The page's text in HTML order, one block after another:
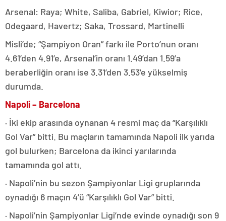
Arsenal: Raya; White, Saliba, Gabriel, Kiwior; Rice,
Odegaard, Havertz; Saka, Trossard, Martinelli
Misli’de; “Şampiyon Oran” farkı ile Porto’nun oranı
4.61’den 4.91’e, Arsenal’in oranı 1.49’dan 1.59’a
beraberliğin oranı ise 3.31’den 3.53’e yükselmiş
durumda.
Napoli – Barcelona
· İki ekip arasında oynanan 4 resmi maç da “Karşılıklı
Gol Var” bitti. Bu maçların tamamında Napoli ilk yarıda
gol bulurken; Barcelona da ikinci yarılarında
tamamında gol attı.
· Napoli’nin bu sezon Şampiyonlar Ligi gruplarında
oynadığı 6 maçın 4’ü “Karşılıklı Gol Var” bitti.
· Napoli’nin Şampiyonlar Ligi’nde evinde oynadığı son 9